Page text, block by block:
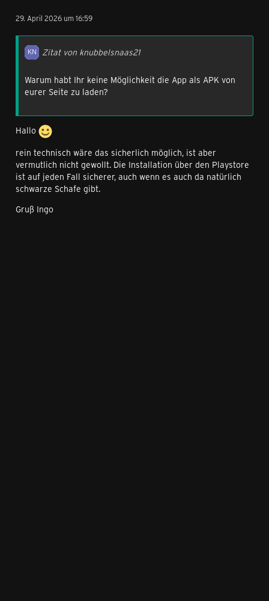
29. April 2026 um 16:59
Zitat von knubbelsnaas21
Warum habt Ihr keine Möglichkeit die App als APK von
eurer Seite zu laden?
Hallo
rein technisch wäre das sicherlich möglich, ist aber
vermutlich nicht gewollt. Die Installation über den Playstore
ist auf jeden Fall sicherer, auch wenn es auch da natürlich
schwarze Schafe gibt.
Gruß Ingo